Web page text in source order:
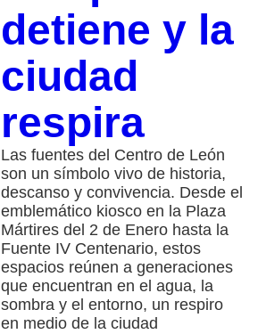
detiene y la
ciudad
respira
Las fuentes del Centro de León
son un símbolo vivo de historia,
descanso y convivencia. Desde el
emblemático kiosco en la Plaza
Mártires del 2 de Enero hasta la
Fuente IV Centenario, estos
espacios reúnen a generaciones
que encuentran en el agua, la
sombra y el entorno, un respiro
en medio de la ciudad